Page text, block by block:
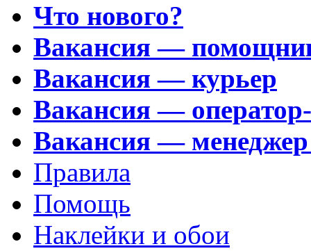
Что нового?
Вакансия —
Вакансия — курьер
Вакансия —
Вакансия —
Правила
Помощь
Наклейки и обои